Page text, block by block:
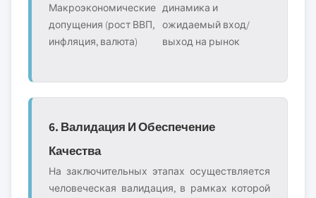
Макроэкономические
допущения (рост ВВП,
инфляция, валюта)
динамика и
ожидаемый вход/
выход на рынок
6. Валидация И Обеспечение
Качества
На заключительных этапах осуществляется
человеческая валидация, в рамках которой